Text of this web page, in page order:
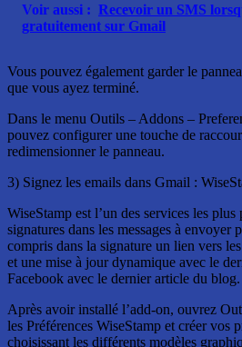
Voir aussi : Recevoir un SMS
gratuitement sur Gmail
Vous pouvez également garder le
que vous ayez terminé.
Dans le menu Outils – Addons –
pouvez configurer une touche de
redimensionner le panneau.
3) Signez les emails dans Gmail :
WiseStamp est l’un des services les
signatures dans les messages à envoyer
compris dans la signature un lien vers
et une mise à jour dynamique avec le
Facebook avec le dernier article du blog.
Après avoir installé l’add-on, ouvrez
les Préférences WiseStamp et créer vos
choisissant les différents modèles